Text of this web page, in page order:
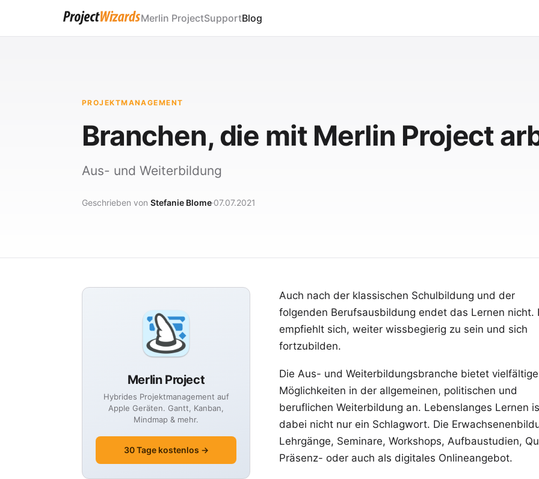
Merlin ProjectSupportBlog
PROJEKTMANAGEMENT
Branchen, die mit Merlin Project
Aus- und Weiterbildung
Geschrieben von Stefanie Blome 07.07.2021
Merlin Project
Hybrides Projektmanagement auf
Apple Geräten. Gantt, Kanban,
Mindmap & mehr.
30 Tage kostenlos →
Auch nach der klassischen Schulbildung und der
folgenden Berufsausbildung endet das Lernen nicht.
empfiehlt sich, weiter wissbegierig zu sein und sich
fortzubilden.
Die Aus- und Weiterbildungsbranche bietet vielfältige
Möglichkeiten in der allgemeinen, politischen und
beruflichen Weiterbildung an. Lebenslanges Lernen
dabei nicht nur ein Schlagwort. Die
Lehrgänge, Seminare, Workshops, Aufbaustudien,
Präsenz- oder auch als digitales Onlineangebot.